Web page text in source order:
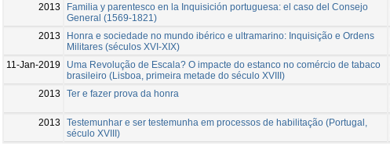
2013
Familia y parentesco en la Inquisición portuguesa: el caso del Consejo
General (1569-1821)
2013
Honra e sociedade no mundo ibérico e ultramarino: Inquisição e Ordens
Militares (séculos XVI-XIX)
11-Jan-2019
Uma Revolução de Escala? O impacte do estanco no comércio de tabaco
brasileiro (Lisboa, primeira metade do século XVIII)
2013 Ter e fazer prova da honra
2013
Testemunhar e ser testemunha em processos de habilitação (Portugal,
século XVIII)